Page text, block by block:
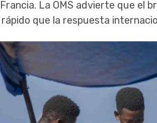
La OMS advierte que el
que la respuesta